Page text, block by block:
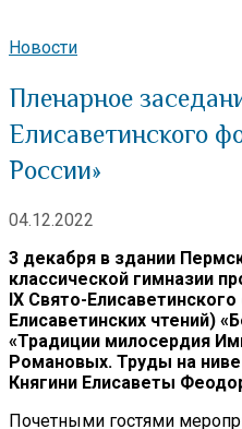
Новости
Пленарное
Елисаветинского
России»
04.12.2022
3 декабря в здании
классической гимназии
IX Свято-
Елисаветинских чтений)
«Традиции милосердия
Романовых. Труды на
Княгини Елисаветы
Почетными гостями